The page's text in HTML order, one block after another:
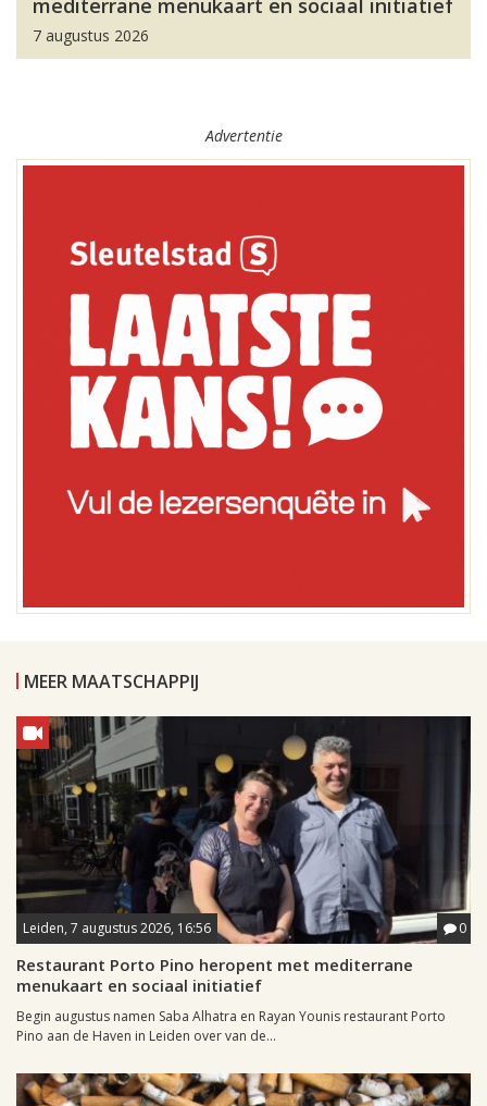
mediterrane menukaart en sociaal initiatief
7 augustus 2026
Advertentie
MEER MAATSCHAPPIJ
Leiden, 7 augustus 2026, 16:56 0
Restaurant Porto Pino heropent met mediterrane
menukaart en sociaal initiatief
Begin augustus namen Saba Alhatra en Rayan Younis restaurant Porto
Pino aan de Haven in Leiden over van de...